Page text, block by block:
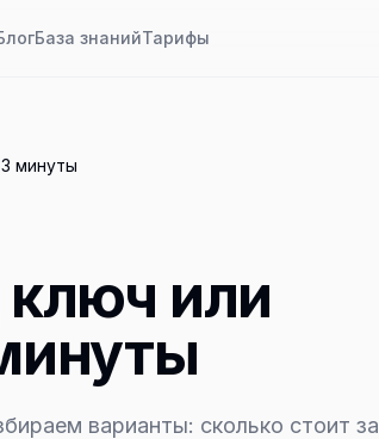
База знанийТарифы
минуты
ключ или
варианты: сколько стоит